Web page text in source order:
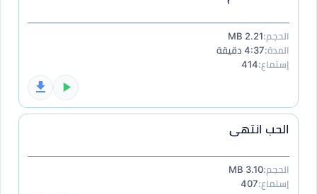
الحجم:2.21 MB
المدة:4:37 دقيقة
إستماع:414
الحب انتهى
الحجم:3.10 MB
إستماع:407